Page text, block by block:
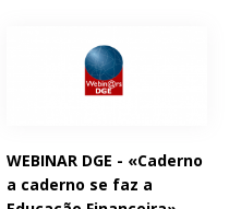
WEBINAR DGE - «Caderno
a caderno se faz a